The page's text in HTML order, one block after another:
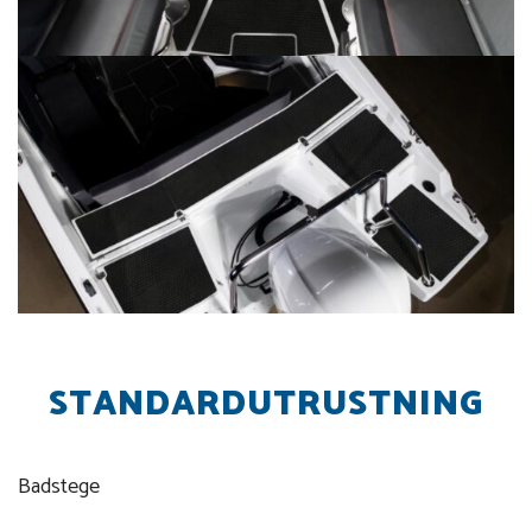
STANDARDUTRUSTNING
Badstege